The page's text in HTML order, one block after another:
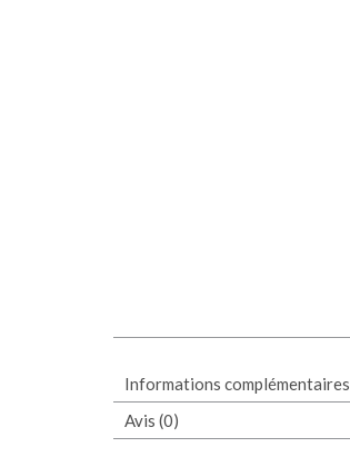
Informations complémentaires
Avis (0)